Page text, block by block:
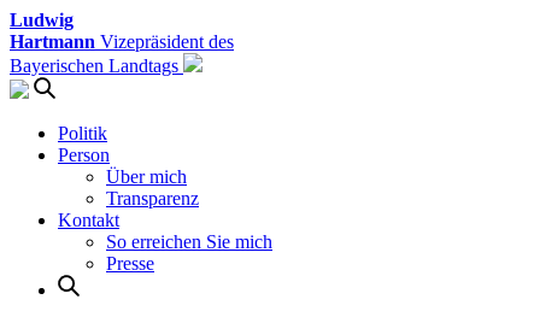
Ludwig
Hartmann Vizepräsident des
Bayerischen Landtags
Politik
Person
Über mich
Transparenz
Kontakt
So erreichen Sie mich
Presse